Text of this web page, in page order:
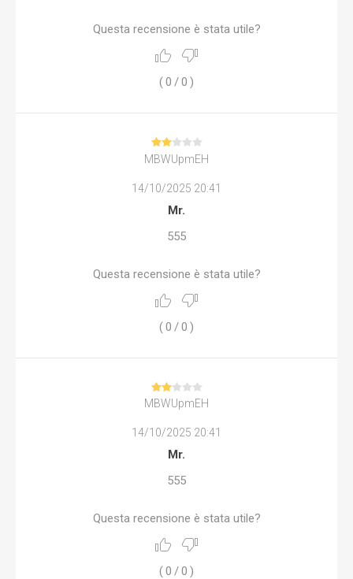
Questa recensione è stata utile?
(0 /0 )
MBWUpmEH
14/10/2025 20:41
Mr.
555
Questa recensione è stata utile?
(0 /0 )
MBWUpmEH
14/10/2025 20:41
Mr.
555
Questa recensione è stata utile?
(0 /0 )